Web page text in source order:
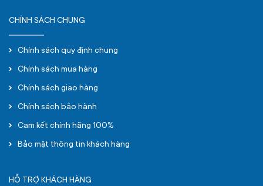
CHÍNH SÁCH CHUNG
Chính sách quy định chung
Chính sách mua hàng
Chính sách giao hàng
Chính sách bảo hành
Cam kết chính hãng 100%
Bảo mật thông tin khách hàng
HỖ TRỢ KHÁCH HÀNG